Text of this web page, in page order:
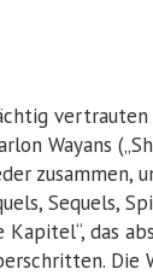
Wayans
zusammen,
Sequels,
das
Die